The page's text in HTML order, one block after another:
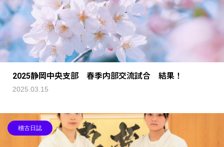
2025静岡中央支部 春季内部交流試合 結果！
2025.03.15
稽古日誌